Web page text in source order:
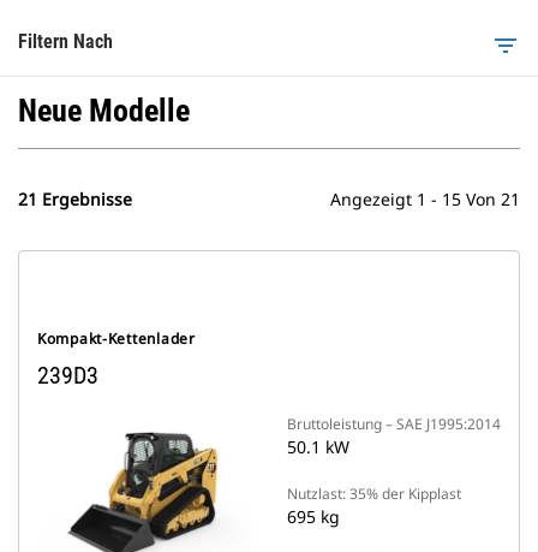
Filtern Nach filter_list
Neue Modelle
21 Ergebnisse Angezeigt 1 - 15 Von 21
Kompakt-Kettenlader
239D3
Bruttoleistung – SAE J1995:2014
50.1 kW
Nutzlast: 35% der Kipplast
695 kg